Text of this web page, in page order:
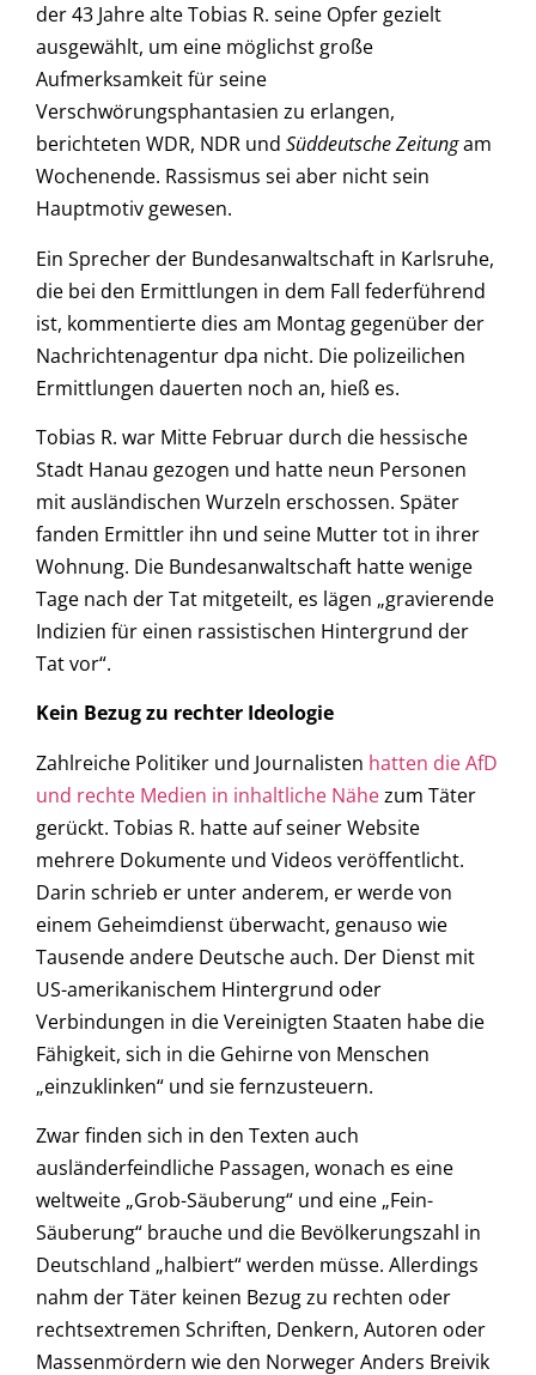
der 43 Jahre alte Tobias R. seine Opfer gezielt
ausgewählt, um eine möglichst große
Aufmerksamkeit für seine
Verschwörungsphantasien zu erlangen,
berichteten WDR, NDR und Süddeutsche Zeitungam
Wochenende. Rassismus sei aber nicht sein
Hauptmotiv gewesen.
Ein Sprecher der Bundesanwaltschaft in Karlsruhe,
die bei den Ermittlungen in dem Fall federführend
ist, kommentierte dies am Montag gegenüber der
Nachrichtenagentur dpa nicht. Die polizeilichen
Ermittlungen dauerten noch an, hieß es.
Tobias R. war Mitte Februar durch die hessische
Stadt Hanau gezogen und hatte neun Personen
mit ausländischen Wurzeln erschossen. Später
fanden Ermittler ihn und seine Mutter tot in ihrer
Wohnung. Die Bundesanwaltschaft hatte wenige
Tage nach der Tat mitgeteilt, es lägen „gravierende
Indizien für einen rassistischen Hintergrund der
Tat vor“.
Kein Bezug zu rechter Ideologie
Zahlreiche Politiker und Journalisten hatten die AfD
und rechte Medien in inhaltliche Nähezum Täter
gerückt. Tobias R. hatte auf seiner Website
mehrere Dokumente und Videos veröffentlicht.
Darin schrieb er unter anderem, er werde von
einem Geheimdienst überwacht, genauso wie
Tausende andere Deutsche auch. Der Dienst mit
US-amerikanischem Hintergrund oder
Verbindungen in die Vereinigten Staaten habe die
Fähigkeit, sich in die Gehirne von Menschen
„einzuklinken“ und sie fernzusteuern.
Zwar finden sich in den Texten auch
ausländerfeindliche Passagen, wonach es eine
weltweite „Grob-Säuberung“ und eine „Fein-
Säuberung“ brauche und die Bevölkerungszahl in
Deutschland „halbiert“ werden müsse. Allerdings
nahm der Täter keinen Bezug zu rechten oder
rechtsextremen Schriften, Denkern, Autoren oder
Massenmördern wie den Norweger Anders Breivik